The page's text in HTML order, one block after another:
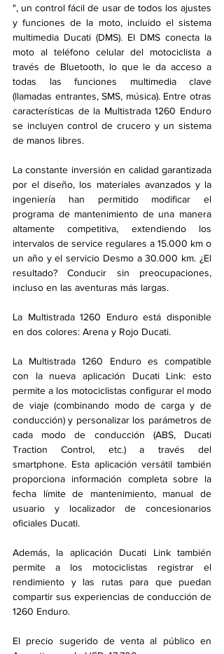
", un control fácil de usar de todos los ajustes
y funciones de la moto, incluido el sistema
multimedia Ducati (DMS). El DMS conecta la
moto al teléfono celular del motociclista a
través de Bluetooth, lo que le da acceso a
todas las funciones multimedia clave
(llamadas entrantes, SMS, música). Entre otras
características de la Multistrada 1260 Enduro
se incluyen control de crucero y un sistema
de manos libres.
La constante inversión en calidad garantizada
por el diseño, los materiales avanzados y la
ingeniería han permitido modificar el
programa de mantenimiento de una manera
altamente competitiva, extendiendo los
intervalos de service regulares a 15.000 km o
un año y el servicio Desmo a 30.000 km. ¿El
resultado? Conducir sin preocupaciones,
incluso en las aventuras más largas.
La Multistrada 1260 Enduro está disponible
en dos colores: Arena y Rojo Ducati.
La Multistrada 1260 Enduro es compatible
con la nueva aplicación Ducati Link: esto
permite a los motociclistas configurar el modo
de viaje (combinando modo de carga y de
conducción) y personalizar los parámetros de
cada modo de conducción (ABS, Ducati
Traction Control, etc.) a través del
smartphone. Esta aplicación versátil también
proporciona información completa sobre la
fecha límite de mantenimiento, manual de
usuario y localizador de concesionarios
oficiales Ducati.
Además, la aplicación Ducati Link también
permite a los motociclistas registrar el
rendimiento y las rutas para que puedan
compartir sus experiencias de conducción de
1260 Enduro.
El precio sugerido de venta al público en